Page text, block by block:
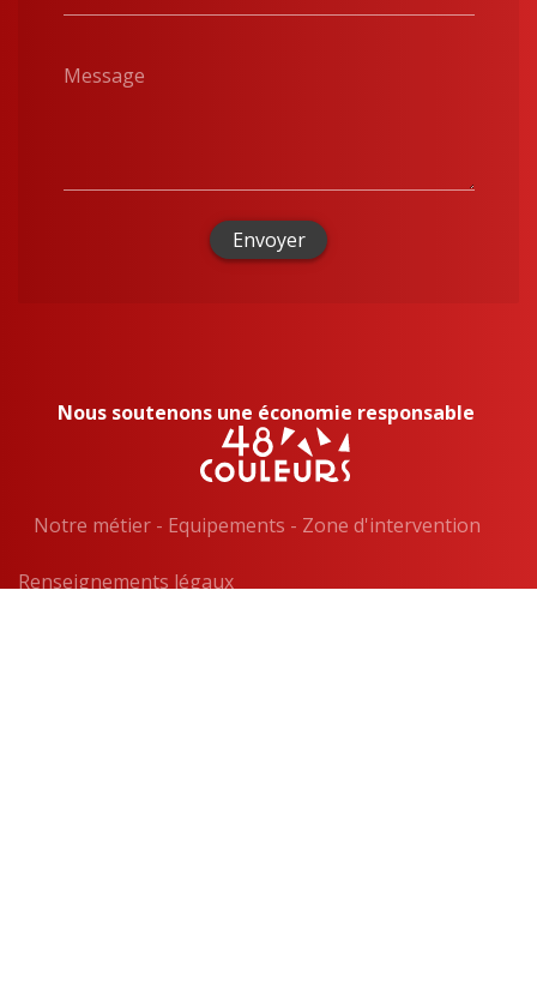
Message
Envoyer
Nous soutenons une économie responsable
Notre métier- Equipements - Zone d'intervention
Renseignements légaux